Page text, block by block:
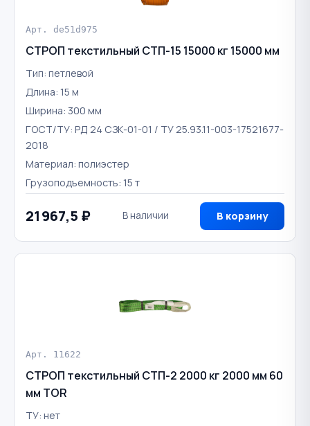
Арт. de51d975
СТРОП текстильный СТП-15 15000 кг 15000 мм
Тип: петлевой
Длина: 15 м
Ширина: 300 мм
ГОСТ/ТУ: РД 24 СЗК-01-01 / ТУ 25.93.11-003-17521677-
2018
Материал: полиэстер
Грузоподъемность: 15 т
21 967,5 ₽ В наличии В корзину
Арт. 11622
СТРОП текстильный СТП-2 2000 кг 2000 мм 60
мм TOR
ТУ: нет